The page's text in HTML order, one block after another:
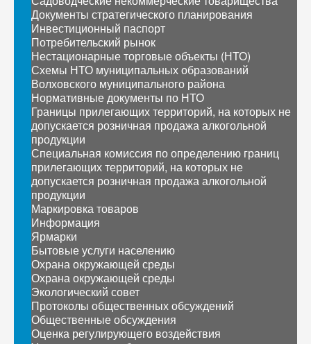
Документы стратегического планирования
Инвестиционный паспорт
Потребительский рынок
Нестационарные торговые объекты (НТО)
Схемы НТО муниципальных образований
Волховского муниципального района
Нормативные документы по НТО
Границы прилегающих территорий, на которых не
допускается розничная продажа алкогольной
продукции
Специальная комиссия по определению границ
прилегающих территорий, на которых не
допускается розничная продажа алкогольной
продукции
Маркировка товаров
Информация
Ярмарки
Бытовые услуги населению
Охрана окружающей среды
Охрана окружающей среды
Экологический совет
Протоколы общественных обсуждений
Общественные обсуждения
Оценка регулирующего воздействия